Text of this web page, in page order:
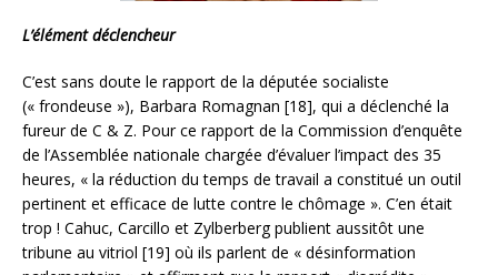
L’élément déclencheur
C’est sans doute le rapport de la députée socialiste
(« frondeuse »), Barbara Romagnan [18], qui a déclenché la
fureur de C & Z. Pour ce rapport de la Commission d’enquête
de l’Assemblée nationale chargée d’évaluer l’impact des 35
heures, « la réduction du temps de travail a constitué un outil
pertinent et efficace de lutte contre le chômage ». C’en était
trop ! Cahuc, Carcillo et Zylberberg publient aussitôt une
tribune au vitriol [19] où ils parlent de « désinformation